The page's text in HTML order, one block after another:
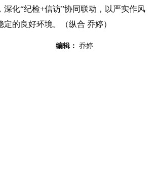
化“纪检+信访”协同联动，以严实作风
的良好环境。（纵合 乔婷）
编辑： 乔婷